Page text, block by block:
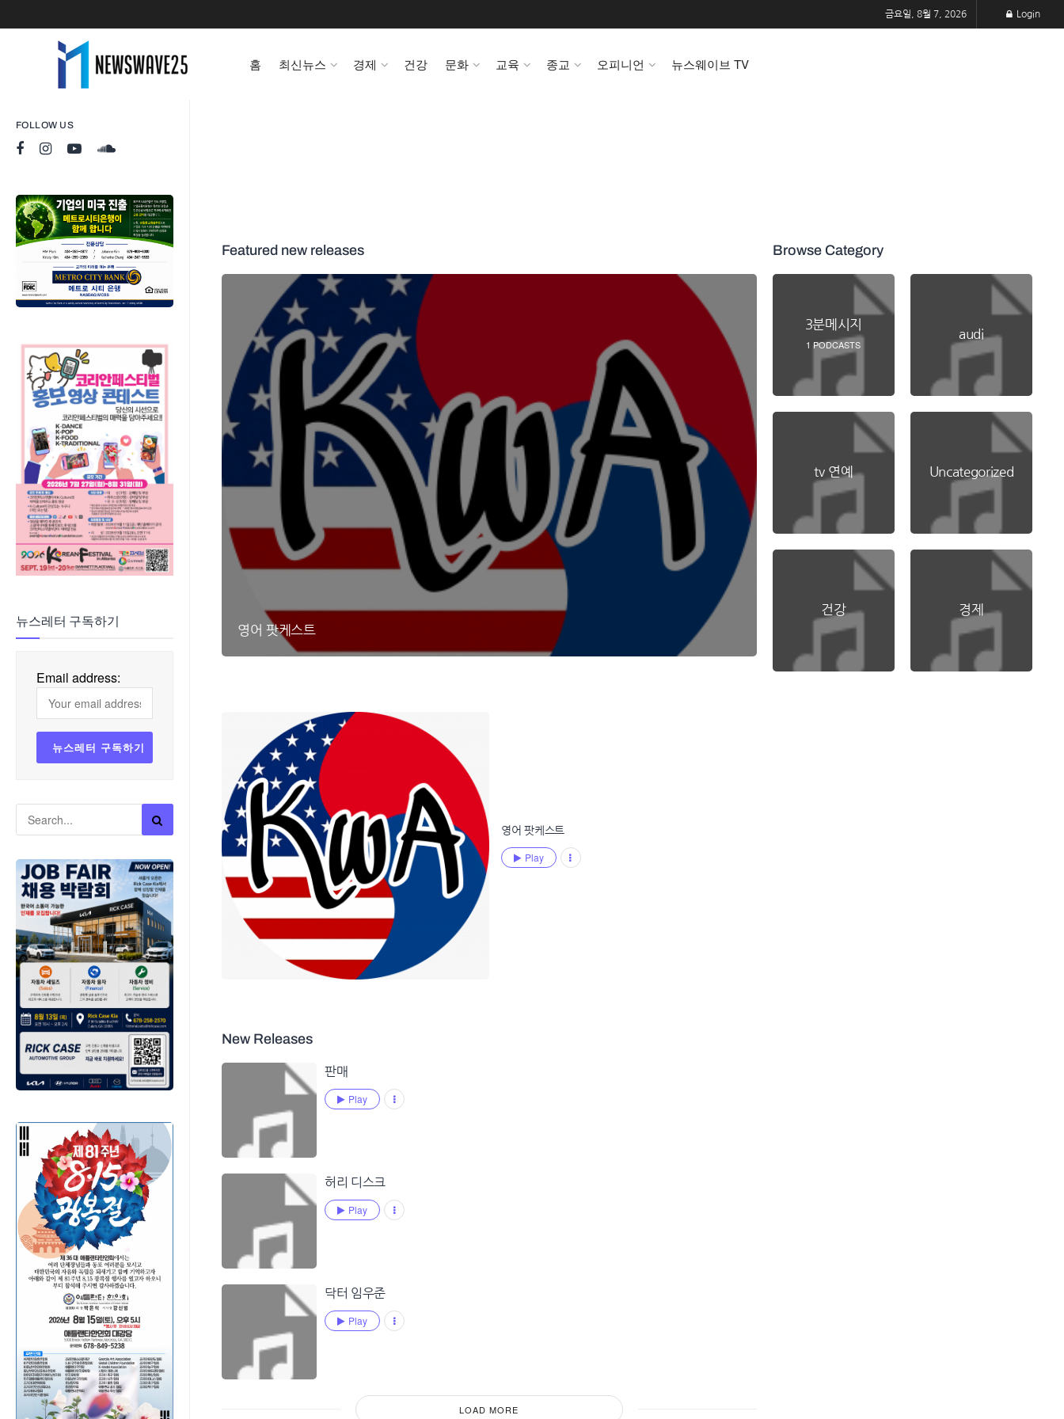
FOLLOW US
뉴스레터 구독하기
Email address:
금요일, 8월 7, 2026 Login
홈 최신뉴스 경제 건강 문화 교육 종교 오피니언 뉴스웨이브 TV
Featured new releases
영어 팟케스트
영어 팟케스트
Play
New Releases
판매
Play
허리 디스크
Play
닥터 임우준
Play
LOAD MORE
Browse Category
3분메시지
1PODCASTS
audi
tv 연예 Uncategorized
건강 경제